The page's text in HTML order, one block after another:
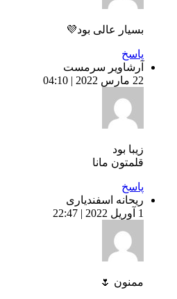
بسیار عالی بود💜
پاسخ
آرشاویر سرمست
زیبا بود
قلمتون مانا
پاسخ
ریحانه اسفندیاری
ممنون 🌷